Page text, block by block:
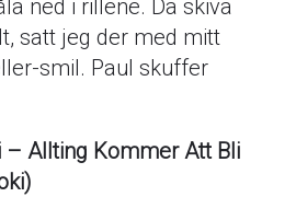
ned i rillene. Da skiva
satt jeg der med mitt
smil. Paul skuffer
– Allting Kommer Att Bli